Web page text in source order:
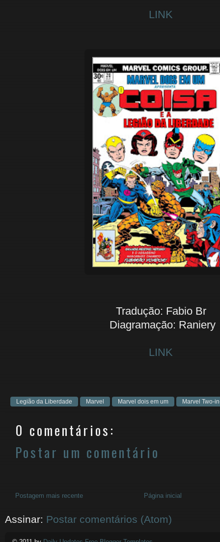
LINK
Tradução: Fabio Br
Diagramação: Raniery
LINK
Legião da Liberdade Marvel Marvel dois em um Marvel Two-
0 comentários:
Postar um comentário
Postagem mais recente Página inicial
Assinar: Postar comentários (Atom)